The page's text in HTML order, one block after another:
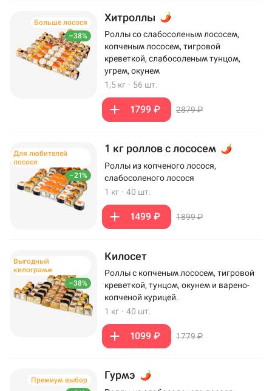
–38%
Больше лосося Хитроллы
Роллы со слабосоленым лососем,
копченым лососем, тигровой
креветкой, слабосоленым тунцом,
угрем, окунем
1,5 кг · 56 шт.
1799 ₽ 2879 ₽
–21%
Для любителей
лосося
1 кг роллов с лососем
Роллы из копченого лосося,
слабосоленого лосося
1 кг · 40 шт.
1499 ₽ 1899 ₽
–38%
Выгодный
килограмм
Килосет
Роллы с копченым лососем, тигровой
креветкой, тунцом, окунем и варено-
копченой курицей.
1 кг · 40 шт.
1099 ₽ 1779 ₽
Премиум выбор Гурмэ